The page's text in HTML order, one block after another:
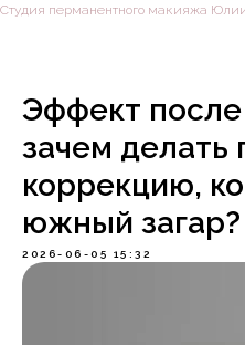
Студия перманентного макияжа
Эффект после
зачем делать
коррекцию,
южный загар?
2026-06-05 15:32